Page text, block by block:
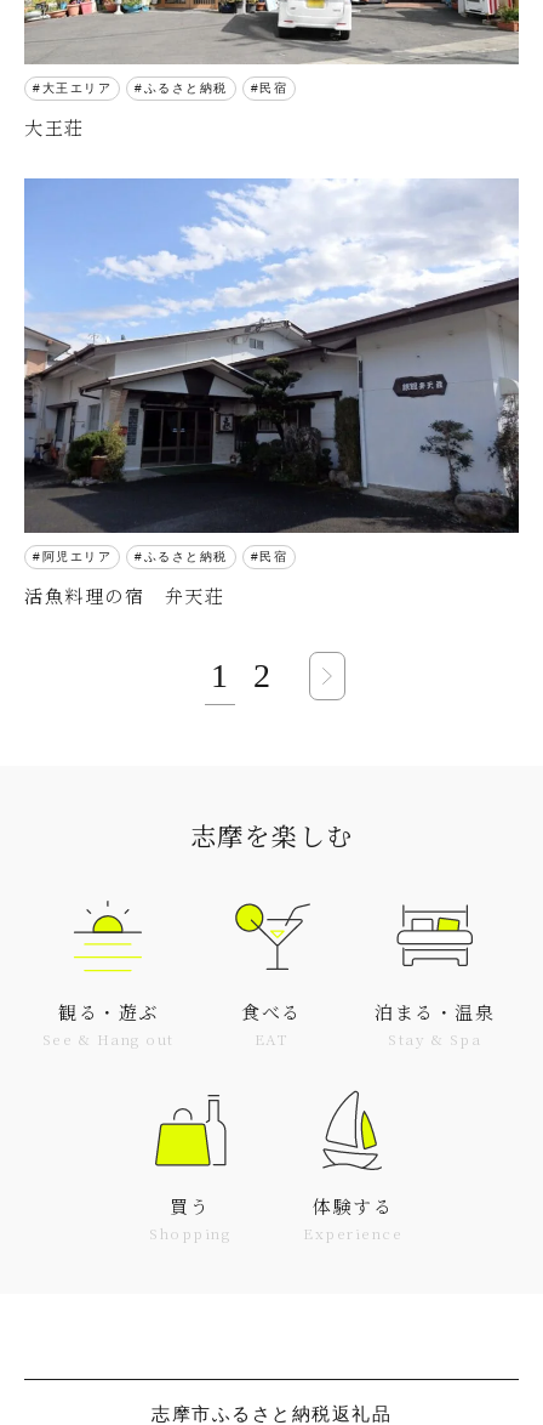
大王エリア ふるさと納税 民宿
大王荘
阿児エリア ふるさと納税 民宿
活魚料理の宿 弁天荘
1 2
志摩を楽しむ
観る・遊ぶ
See & Hang out
食べる
EAT
泊まる・温泉
Stay & Spa
買う
Shopping
体験する
Experience
志摩市ふるさと納税返礼品